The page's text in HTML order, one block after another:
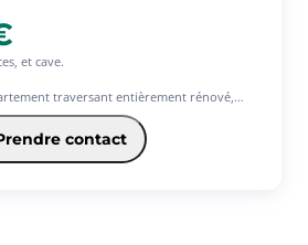
et cave.
traversant entièrement rénové,
du tramway ligne 3 , des commerces et
calme !
suivante : une entrée avec placard , une
et équipée, un salon-séjour lumineux
contact